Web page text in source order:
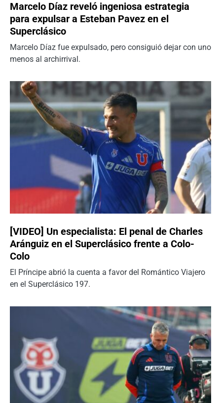
Marcelo Díaz reveló ingeniosa estrategia
para expulsar a Esteban Pavez en el
Superclásico
Marcelo Díaz fue expulsado, pero consiguió dejar con uno
menos al archirrival.
[VIDEO] Un especialista: El penal de Charles
Aránguiz en el Superclásico frente a Colo-
Colo
El Príncipe abrió la cuenta a favor del Romántico Viajero
en el Superclásico 197.